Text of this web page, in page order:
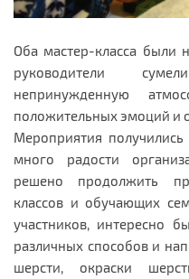
Оба мастер-класса были
руководители
непринужденную
положительных эмоций и
Мероприятия
много радости
решено продолжить
классов и обучающих
участников, интересно
различных способов и
шерсти, окраски